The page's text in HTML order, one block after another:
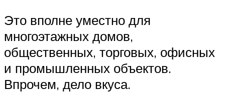
Это вполне уместно для
многоэтажных домов,
общественных, торговых, офисных
и промышленных объектов.
Впрочем, дело вкуса.